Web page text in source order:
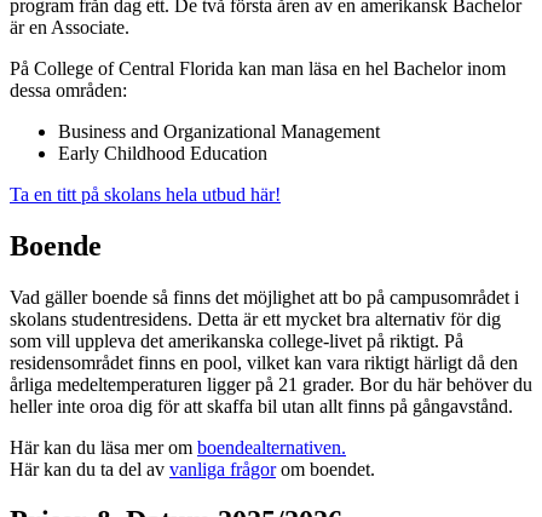
program från dag ett. De två första åren av en amerikansk Bachelor
är en Associate.
På College of Central Florida kan man läsa en hel Bachelor inom
dessa områden:
Business and Organizational Management
Early Childhood Education
Ta en titt på skolans hela utbud här!
Boende
Vad gäller boende så finns det möjlighet att bo på campusområdet i
skolans studentresidens. Detta är ett mycket bra alternativ för dig
som vill uppleva det amerikanska college-livet på riktigt. På
residensområdet finns en pool, vilket kan vara riktigt härligt då den
årliga medeltemperaturen ligger på 21 grader. Bor du här behöver du
heller inte oroa dig för att skaffa bil utan allt finns på gångavstånd.
Här kan du läsa mer om boendealternativen.
Här kan du ta del av vanliga frågorom boendet.